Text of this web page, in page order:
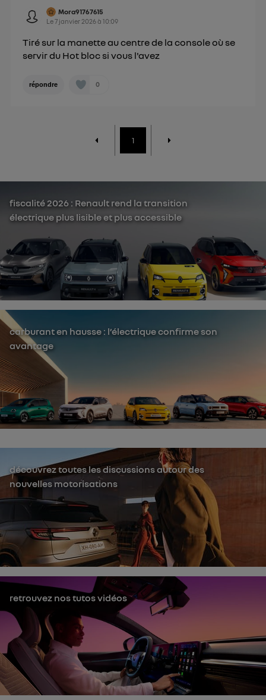
Mora91767615
Le7 janvier 2026à10:09
Tiré sur la manette au centre de la console où se
servir du Hot bloc si vous l'avez
répondre 0
1
fiscalité 2026 : Renault rend la transition
électrique plus lisible et plus accessible
carburant en hausse : l’électrique confirme son
avantage
découvrez toutes les discussions autour des
nouvelles motorisations
retrouvez nos tutos vidéos